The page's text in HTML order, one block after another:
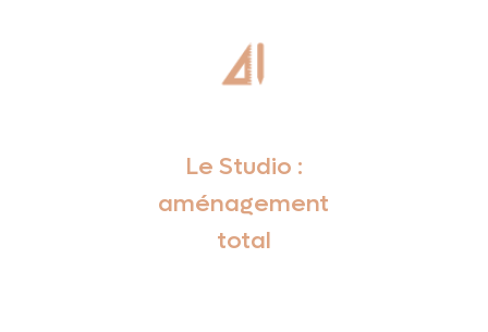
Le Studio :
aménagement
total